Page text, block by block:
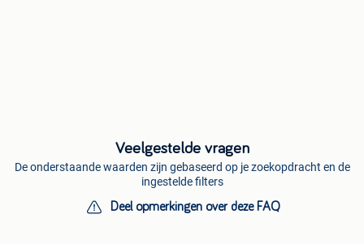
Veelgestelde vragen
De onderstaande waarden zijn gebaseerd op je zoekopdracht en de
ingestelde filters
Deel opmerkingen over deze FAQ